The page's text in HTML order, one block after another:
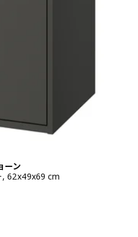
ーン
, 62x49x69 cm